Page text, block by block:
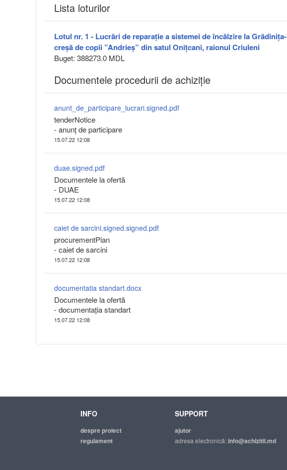
Lista loturilor
Lotul nr. 1 - Lucrări de reparație a sistemei de încălzire la Grădinița-
creșă de copii ”Andrieș” din satul Onițcani, raionul Criuleni
Buget: 388273.0 MDL
Documentele procedurii de achiziție
anunt_de_participare_lucrari.signed.pdf
tenderNotice
- anunț de participare
15.07.22 12:08
duae.signed.pdf
Documentele la ofertă
- DUAE
15.07.22 12:08
caiet de sarcini.signed.signed.pdf
procurementPlan
- caiet de sarcini
15.07.22 12:08
documentatia standart.docx
Documentele la ofertă
- documentația standart
15.07.22 12:08
INFO
despre proiect
regulament
SUPPORT
ajutor
adresa electronică:info@achizitii.md